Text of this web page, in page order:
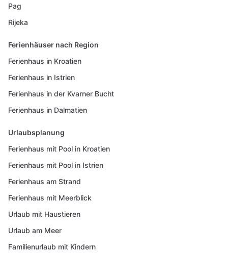
Pag
Rijeka
Ferienhäuser nach Region
Ferienhaus in Kroatien
Ferienhaus in Istrien
Ferienhaus in der Kvarner Bucht
Ferienhaus in Dalmatien
Urlaubsplanung
Ferienhaus mit Pool in Kroatien
Ferienhaus mit Pool in Istrien
Ferienhaus am Strand
Ferienhaus mit Meerblick
Urlaub mit Haustieren
Urlaub am Meer
Familienurlaub mit Kindern